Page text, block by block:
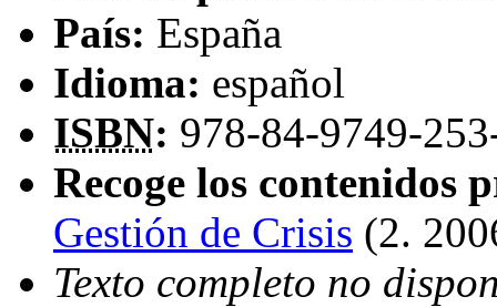
País: España
Idioma: español
ISBN: 978-84-9749-
Recoge los contenidos
Gestión de Crisis (2.
Texto completo no